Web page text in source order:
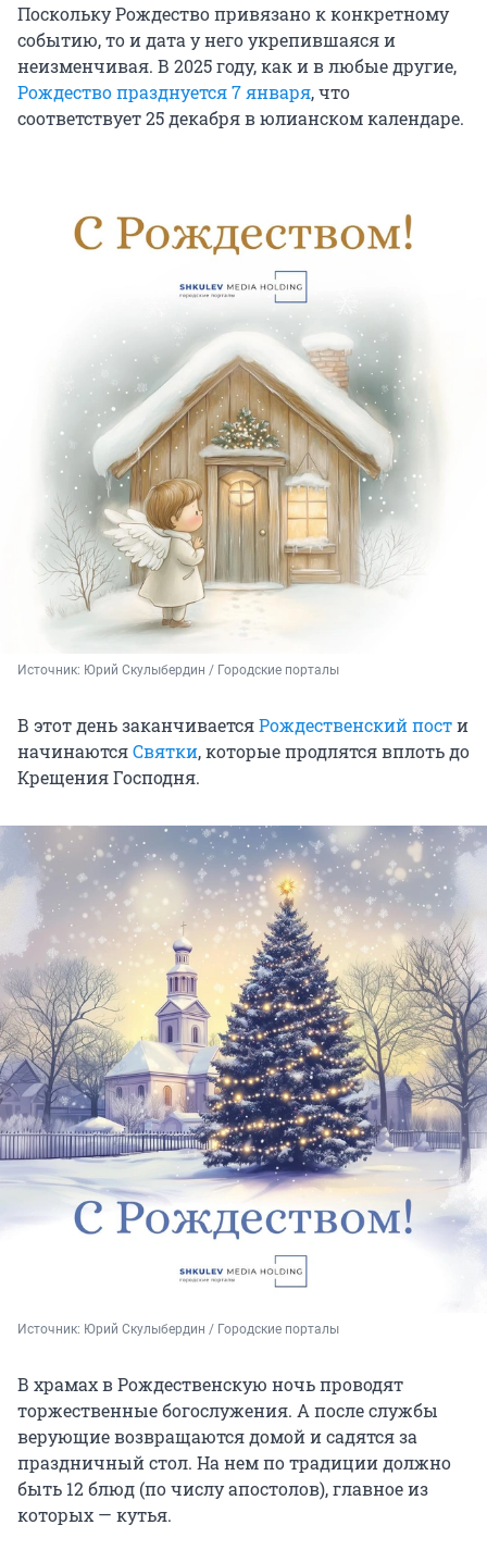
Поскольку Рождество привязано к конкретному
событию, то и дата у него укрепившаяся и
неизменчивая. В 2025 году, как и в любые другие,
Рождество празднуется 7 января, что
соответствует 25 декабря в юлианском календаре.
Источник: Юрий Скулыбердин / Городские порталы
В этот день заканчиваетсяРождественский пости
начинаютсяСвятки, которые продлятся вплоть до
Крещения Господня.
Источник: Юрий Скулыбердин / Городские порталы
В храмах в Рождественскую ночь проводят
торжественные богослужения. А после службы
верующие возвращаются домой и садятся за
праздничный стол. На нем по традиции должно
быть 12 блюд (по числу апостолов), главное из
которых — кутья.